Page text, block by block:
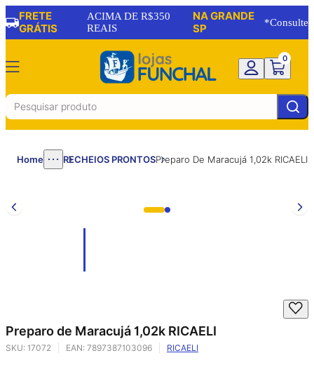
FRETE
GRÁTIS
ACIMA DE R$350
REAIS
NA GRANDE
SP
*Consulte
0
Home RECHEIOS PRONTOSPreparo De Maracujá 1,02k RICAELI
Preparo de Maracujá 1,02k RICAELI
SKU: 17072 EAN: 7897387103096 RICAELI